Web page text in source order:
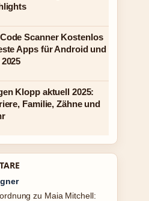
Scanner Kostenlos
Apps für Android und
Klopp aktuell 2025:
Familie, Zähne und
zu Maia Mitchell: